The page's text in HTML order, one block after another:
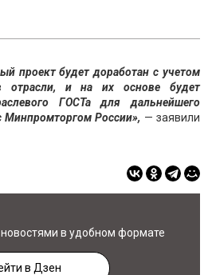
проект будет доработан с учетом
отрасли, и на их основе будет
ГОСТа для дальнейшего
Минпромторгом России», — заявили
в удобном формате
в Дзен